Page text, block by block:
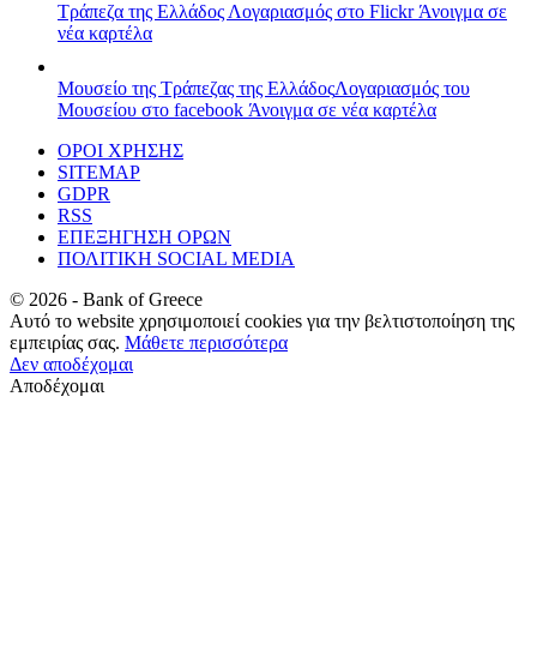
Τράπεζα της Ελλάδος Λογαριασμός στο FlickrΆνοιγμα σε
νέα καρτέλα
Μουσείο της Τράπεζας της ΕλλάδοςΛογαριασμός του
Μουσείου στο facebook Άνοιγμα σε νέα καρτέλα
ΟΡΟΙ ΧΡΗΣΗΣ
SITEMAP
GDPR
RSS
ΕΠΕΞΗΓΗΣΗ ΟΡΩΝ
ΠΟΛΙΤΙΚΗ SOCIAL MEDIA
© 2026 - Bank of Greece
Αυτό το website χρησιμοποιεί cookies για την βελτιστοποίηση της
εμπειρίας σας. Μάθετε περισσότερα
Δεν αποδέχομαι
Αποδέχομαι